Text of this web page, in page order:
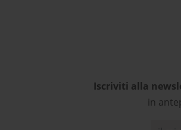
Iscriviti alla
in